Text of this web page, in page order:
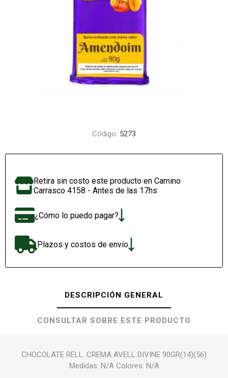
Código: 5273
Retira sin costo este producto en Camino
Carrasco 4158 - Antes de las 17hs
¿Cómo lo puedo pagar?
Plazos y costos de envío
DESCRIPCIÓN GENERAL
CONSULTAR SOBRE ESTE PRODUCTO
CHOCOLATE RELL. CREMA AVELL DIVINE 90GR(14)(56)
Medidas: N/A Colores: N/A